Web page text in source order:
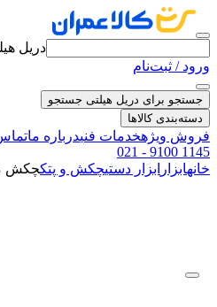
دریل
ورود / ثبت‌نام
جستجو برای دریل هیلتی جستجو
دسته‌بندی کالاها
فروش ویژهخدمات فنیدرباره ما
021 - 9100 1145
خانهابزار ابزار دستیچکش و پتکچکش